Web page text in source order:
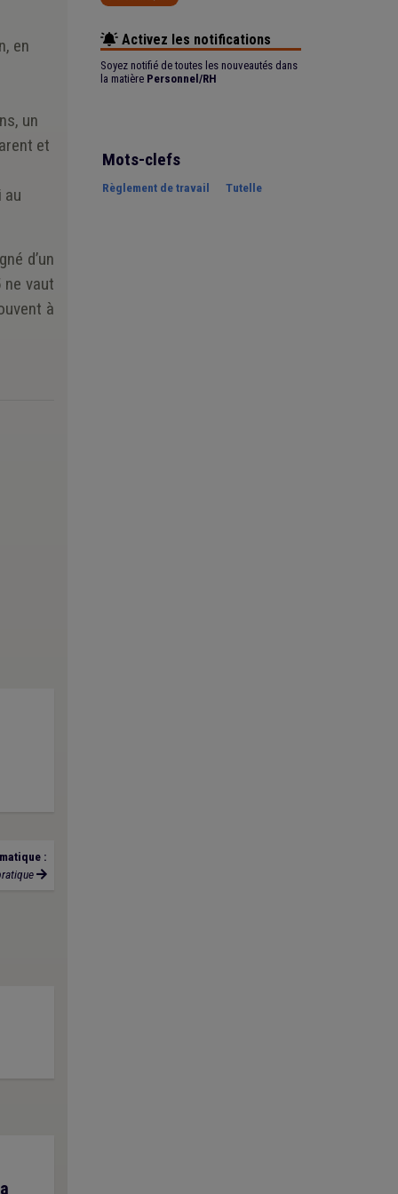
en
un
et
au
d’un
vaut
à
:
Activez les notifications
Soyez notifié de toutes les nouveautés dans
la matière Personnel/RH
Mots-clefs
Règlement de travail Tutelle